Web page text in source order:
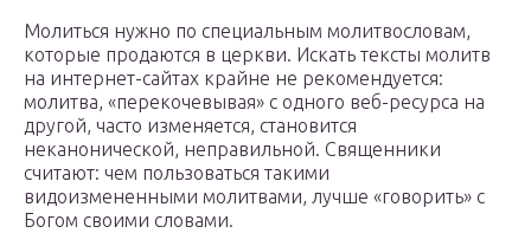
Молиться нужно по специальным молитвословам,
которые продаются в церкви. Искать тексты молитв
на интернет-сайтах крайне не рекомендуется:
молитва, «перекочевывая» с одного веб-ресурса на
другой, часто изменяется, становится
неканонической, неправильной. Священники
считают: чем пользоваться такими
видоизмененными молитвами, лучше «говорить» с
Богом своими словами.